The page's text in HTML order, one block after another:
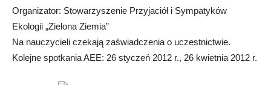
Organizator: Stowarzyszenie Przyjaciół i Sympatyków
Ekologii „Zielona Ziemia”
Na nauczycieli czekają zaświadczenia o uczestnictwie.
Kolejne spotkania AEE: 26 styczeń 2012 r., 26 kwietnia 2012 r.